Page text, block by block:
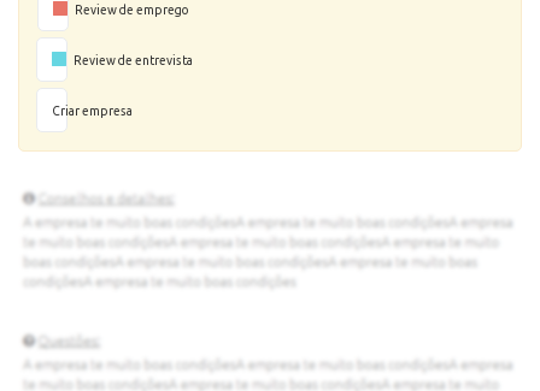
Review de emprego
Review de entrevista
Criar empresa